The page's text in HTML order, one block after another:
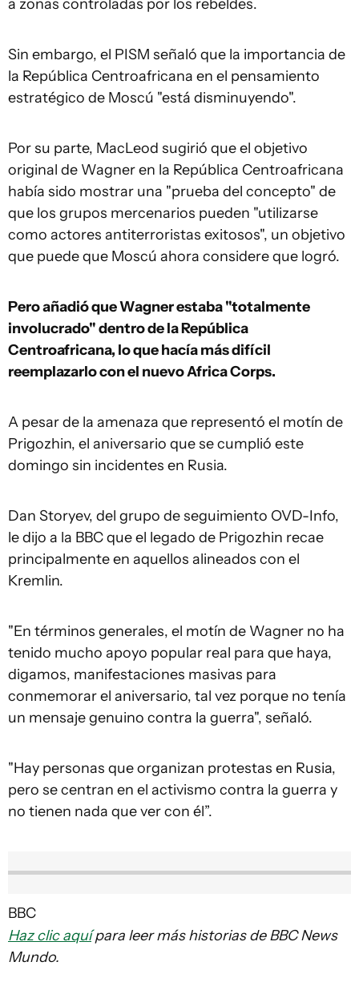
a zonas controladas por los rebeldes.
Sin embargo, el PISM señaló que la importancia de
la República Centroafricana en el pensamiento
estratégico de Moscú "está disminuyendo".
Por su parte, MacLeod sugirió que el objetivo
original de Wagner en la República Centroafricana
había sido mostrar una "prueba del concepto" de
que los grupos mercenarios pueden "utilizarse
como actores antiterroristas exitosos", un objetivo
que puede que Moscú ahora considere que logró.
Pero añadió que Wagner estaba "totalmente
involucrado" dentro de la República
Centroafricana, lo que hacía más difícil
reemplazarlo con el nuevo Africa Corps.
A pesar de la amenaza que representó el motín de
Prigozhin, el aniversario que se cumplió este
domingo sin incidentes en Rusia.
Dan Storyev, del grupo de seguimiento OVD-Info,
le dijo a la BBC que el legado de Prigozhin recae
principalmente en aquellos alineados con el
Kremlin.
"En términos generales, el motín de Wagner no ha
tenido mucho apoyo popular real para que haya,
digamos, manifestaciones masivas para
conmemorar el aniversario, tal vez porque no tenía
un mensaje genuino contra la guerra", señaló.
"Hay personas que organizan protestas en Rusia,
pero se centran en el activismo contra la guerra y
no tienen nada que ver con él”.
BBC
Haz clic aquípara leer más historias de BBC News
Mundo.